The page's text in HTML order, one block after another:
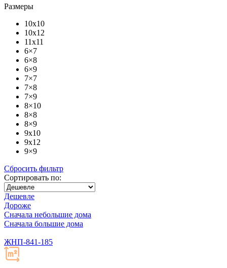
Размеры
10x10
10x12
11x11
6×7
6×8
6×9
7×7
7×8
7×9
8×10
8×8
8×9
9x10
9x12
9×9
Сбросить фильтр
Сортировать по:
Дешевле
Дороже
Сначала небольшие дома
Сначала большие дома
ЖНП-841-185